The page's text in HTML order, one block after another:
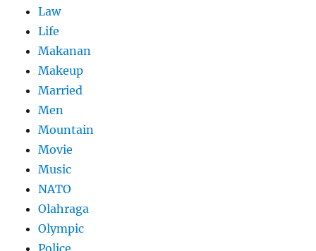
Law
Life
Makanan
Makeup
Married
Men
Mountain
Movie
Music
NATO
Olahraga
Olympic